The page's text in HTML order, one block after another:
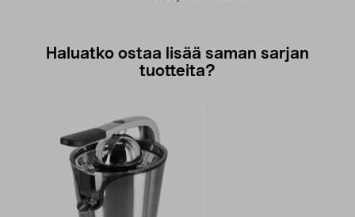
Haluatko ostaa lisää saman sarjan
tuotteita?